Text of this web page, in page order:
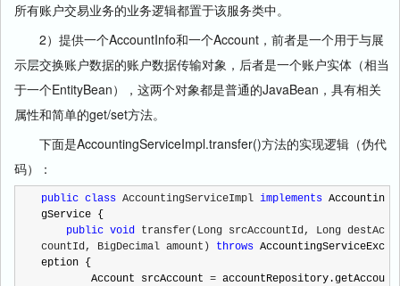
所有账户交易业务的业务逻辑都置于该服务类中。
2）提供一个AccountInfo和一个Account，前者是一个用于与展
示层交换账户数据的账户数据传输对象，后者是一个账户实体（相当
于一个EntityBean），这两个对象都是普通的JavaBean，具有相关
属性和简单的get/set方法。
下面是AccountingServiceImpl.transfer()方法的实现逻辑（伪代
码）：
public class AccountingServiceImpl implements Accountin
gService {
public void transfer(Long srcAccountId, Long destAc
countId, BigDecimal amount) throws AccountingServiceExc
eption {
        Account srcAccount
= accountRepository.getAccou